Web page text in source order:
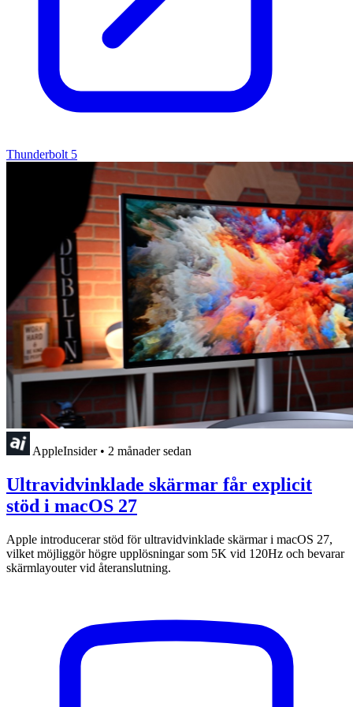
Thunderbolt 5
AppleInsider • 2 månader sedan
Ultravidvinklade skärmar får explicit
stöd i macOS 27
Apple introducerar stöd för ultravidvinklade skärmar i macOS 27,
vilket möjliggör högre upplösningar som 5K vid 120Hz och bevarar
skärmlayouter vid återanslutning.